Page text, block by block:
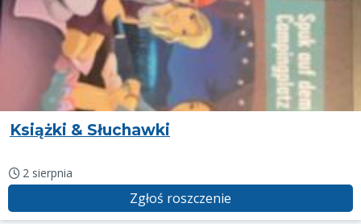
Książki & Słuchawki
2 sierpnia
Zgłoś roszczenie